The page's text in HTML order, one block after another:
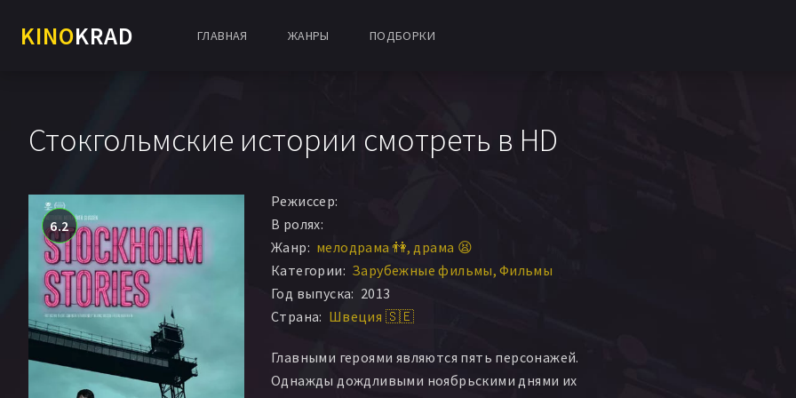
KINOKRAD ГЛАВНАЯ ЖАНРЫ ПОДБОРКИ
Стокгольмские истории смотреть в HD
6.2
Режиссер:
В ролях:
Жанр: мелодрама 👫 драма 😫
Категории: Зарубежные фильмы Фильмы
Год выпуска: 2013
Страна: Швеция 🇸🇪
Главными героями являются пять персонажей.
Однажды дождливыми ноябрьскими днями их